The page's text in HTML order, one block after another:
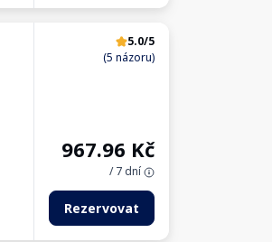
5.0/5
(5 názoru)
967.96 Kč
/ 7 dní
Rezervovat